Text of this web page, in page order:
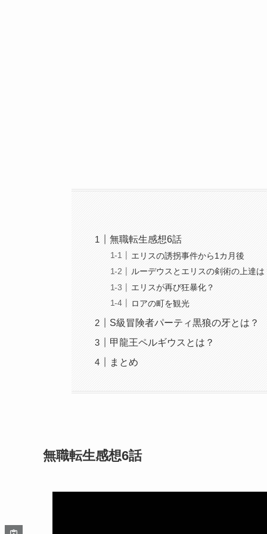
無職転生感想6話
エリスの誘拐事件から1カ月後
ルーデウスとエリスの剣術の上達は
エリスが再び狂暴化？
ロアの町を観光
S級冒険者パーティ黒狼の牙とは？
甲龍王ペルギウスとは？
まとめ
無職転生感想6話